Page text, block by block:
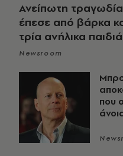
Ανείπωτη
έπεσε από βάρκα
τρία ανήλικα παιδιά
Newsroom
που